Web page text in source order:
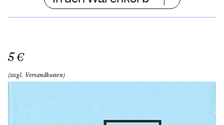
5 €
(zzgl. Versandkosten)